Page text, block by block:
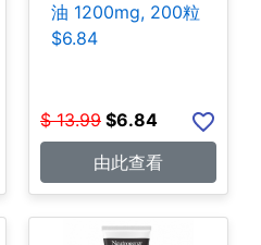
油 1200mg, 200粒
$6.84
$ 13.99 $6.84
由此查看